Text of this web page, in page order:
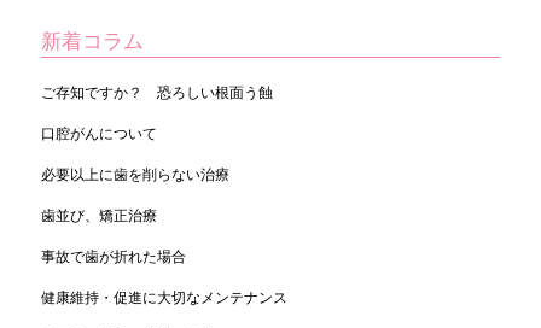
新着コラム
ご存知ですか？ 恐ろしい根面う蝕
口腔がんについて
必要以上に歯を削らない治療
歯並び、矯正治療
事故で歯が折れた場合
健康維持・促進に大切なメンテナンス